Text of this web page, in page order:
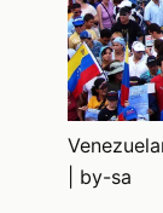
| by-sa